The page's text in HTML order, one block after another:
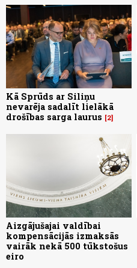
Kā Sprūds ar Siliņu
nevarēja sadalīt lielākā
drošības sarga laurus
2
Aizgājušajai valdībai
kompensācijās izmaksās
vairāk nekā 500 tūkstošus
eiro